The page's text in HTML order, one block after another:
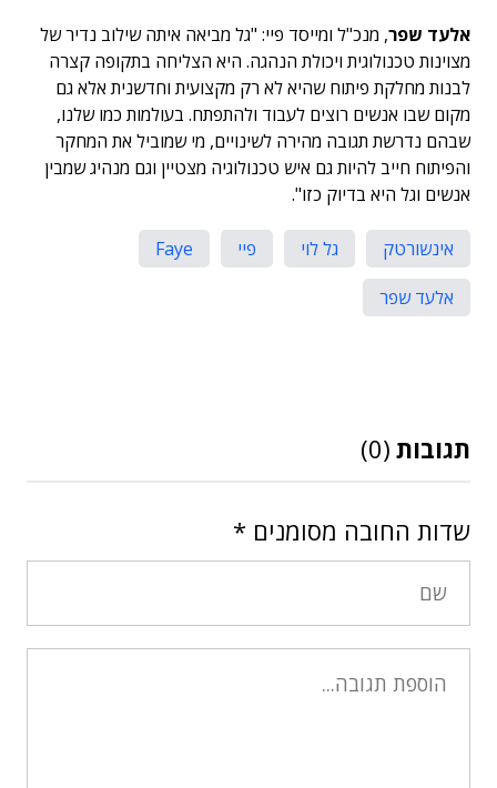
אלעד שפר, מנכ"ל ומייסד פיי: "גל מביאה איתה שילוב נדיר של
מצוינות טכנולוגית ויכולת הנהגה. היא הצליחה בתקופה קצרה
לבנות מחלקת פיתוח שהיא לא רק מקצועית וחדשנית אלא גם
מקום שבו אנשים רוצים לעבוד ולהתפתח. בעולמות כמו שלנו,
שבהם נדרשת תגובה מהירה לשינויים, מי שמוביל את המחקר
והפיתוח חייב להיות גם איש טכנולוגיה מצטיין וגם מנהיג שמבין
אנשים וגל היא בדיוק כזו".
אינשורטק גל לוי פיי
Faye
אלעד שפר
תגובות (0)
שדות החובה מסומנים *